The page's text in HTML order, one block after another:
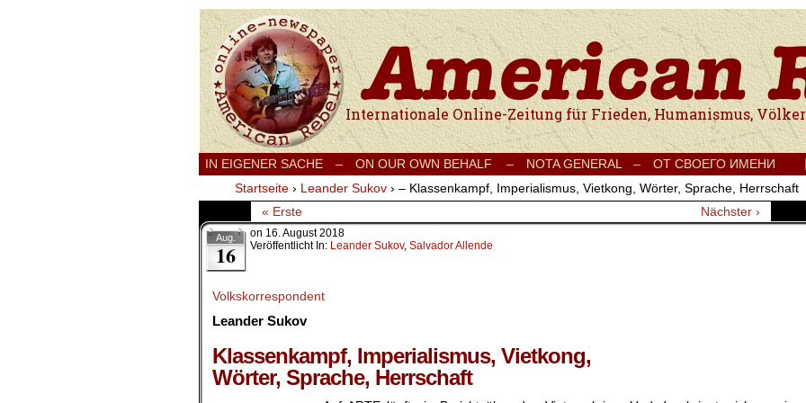
Internationale Onlinezeitung für Frieden, Humanismus, Völkerverständigung und
IN EIGENER SACHE – ON OUR OWN BEHALF – NOTA GENERAL – ОТ СВОЕГО ИМЕНИ
Startseite › Leander Sukov › – Klassenkampf, Imperialismus, Vietkong, Wörter, Sprache, Herrschaft
« Erste
Nächster ›
Aug.
16
on 16. August 2018
Veröffentlicht In: Leander Sukov, Salvador Allende
Volkskorrespondent
Leander Sukov
Klassenkampf, Imperialismus, Vietkong,
Wörter, Sprache, Herrschaft